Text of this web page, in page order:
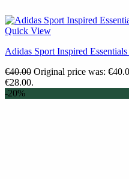
Quick View
Adidas Sport Inspired
€40.00 Original price was:
€28.00.
-20%